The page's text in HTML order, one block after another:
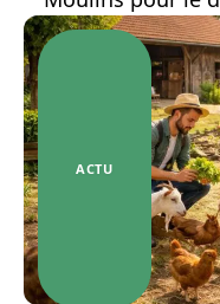
ACTU